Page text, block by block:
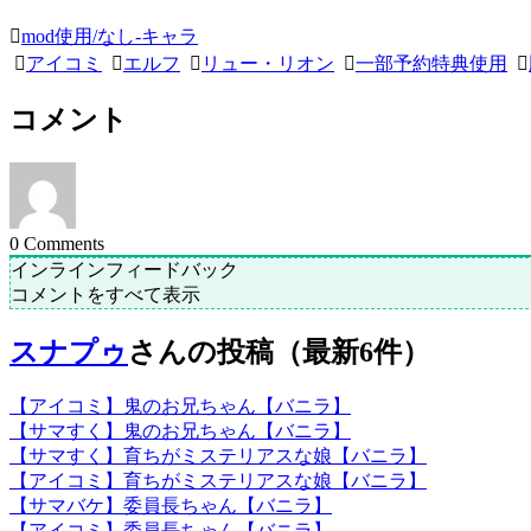
mod使用/なし-キャラ
アイコミ
エルフ リュー・リオン 一部予約特典使用
コメント
0 Comments
インラインフィードバック
コメントをすべて表示
スナプゥ さんの投稿（最新6件）
【アイコミ】鬼のお兄ちゃん【バニラ】
【サマすく】鬼のお兄ちゃん【バニラ】
【サマすく】育ちがミステリアスな娘【バニラ】
【アイコミ】育ちがミステリアスな娘【バニラ】
【サマバケ】委員長ちゃん【バニラ】